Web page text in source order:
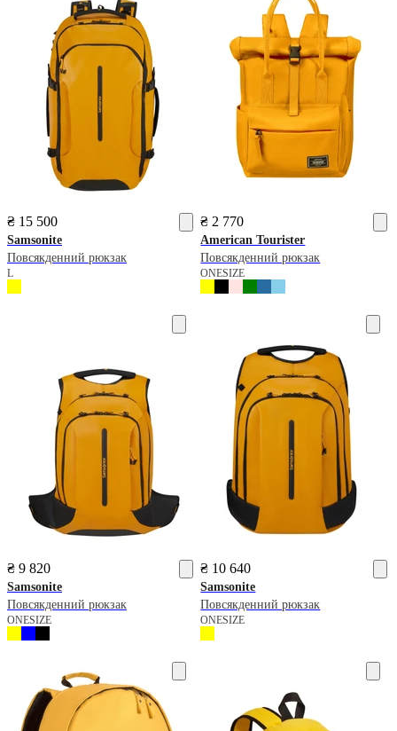
₴ 15 500
Samsonite
Повсякденний рюкзак
L
₴ 2 770
American Tourister
Повсякденний рюкзак
ONESIZE
₴ 9 820
Samsonite
Повсякденний рюкзак
ONESIZE
₴ 10 640
Samsonite
Повсякденний рюкзак
ONESIZE